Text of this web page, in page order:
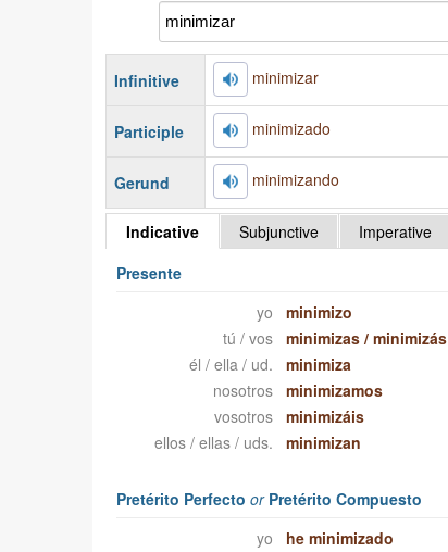
Infinitive minimizar
Participle minimizado
Gerund minimizando
Indicative Subjunctive
Imperative
Presente
yo
minimizo
tú / vos
minimizas /minimizás
él / ella / ud.
minimiza
nosotros
minimizamos
vosotros
minimizáis
ellos / ellas / uds.
minimizan
Pretérito Perfecto orPretérito Compuesto
yo
he minimizado